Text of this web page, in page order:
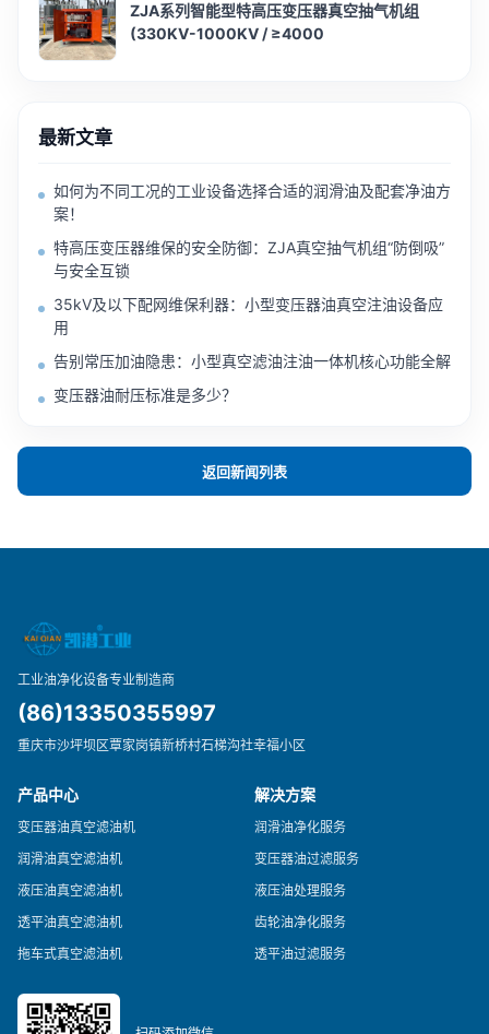
ZJA系列智能型特高压变压器真空抽气机组
(330KV-1000KV / ≥4000
最新文章
如何为不同工况的工业设备选择合适的润滑油及配套净油方
案！
特高压变压器维保的安全防御：ZJA真空抽气机组“防倒吸”
与安全互锁
35kV及以下配网维保利器：小型变压器油真空注油设备应
用
告别常压加油隐患：小型真空滤油注油一体机核心功能全解
变压器油耐压标准是多少？
返回新闻列表
工业油净化设备专业制造商
(86)13350355997
重庆市沙坪坝区覃家岗镇新桥村石梯沟社幸福小区
产品中心
变压器油真空滤油机
润滑油真空滤油机
液压油真空滤油机
透平油真空滤油机
拖车式真空滤油机
解决方案
润滑油净化服务
变压器油过滤服务
液压油处理服务
齿轮油净化服务
透平油过滤服务